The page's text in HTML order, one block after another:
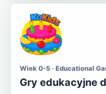
Wiek 0-5 · Educational
Gry edukacyjne